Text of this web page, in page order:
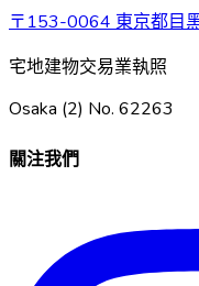
〒153-0064 東京都目
宅地建物交易業執照
Osaka (2) No. 62263
關注我們